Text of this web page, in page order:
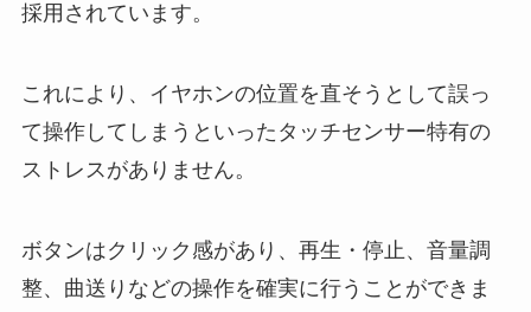
採用されています。
これにより、イヤホンの位置を直そうとして誤っ
て操作してしまうといったタッチセンサー特有の
ストレスがありません。
ボタンはクリック感があり、再生・停止、音量調
整、曲送りなどの操作を確実に行うことができま